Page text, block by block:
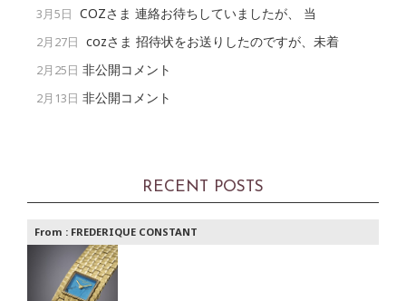
3月5日 COZさま 連絡お待ちしていましたが、 当
2月27日 cozさま 招待状をお送りしたのですが、未着
2月25日 非公開コメント
2月13日 非公開コメント
RECENT POSTS
From : FREDERIQUE CONSTANT